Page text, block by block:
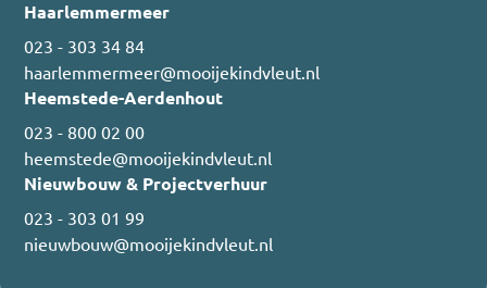
Haarlemmermeer
023 - 303 34 84
haarlemmermeer@mooijekindvleut.nl
Heemstede-Aerdenhout
023 - 800 02 00
heemstede@mooijekindvleut.nl
Nieuwbouw & Projectverhuur
023 - 303 01 99
nieuwbouw@mooijekindvleut.nl